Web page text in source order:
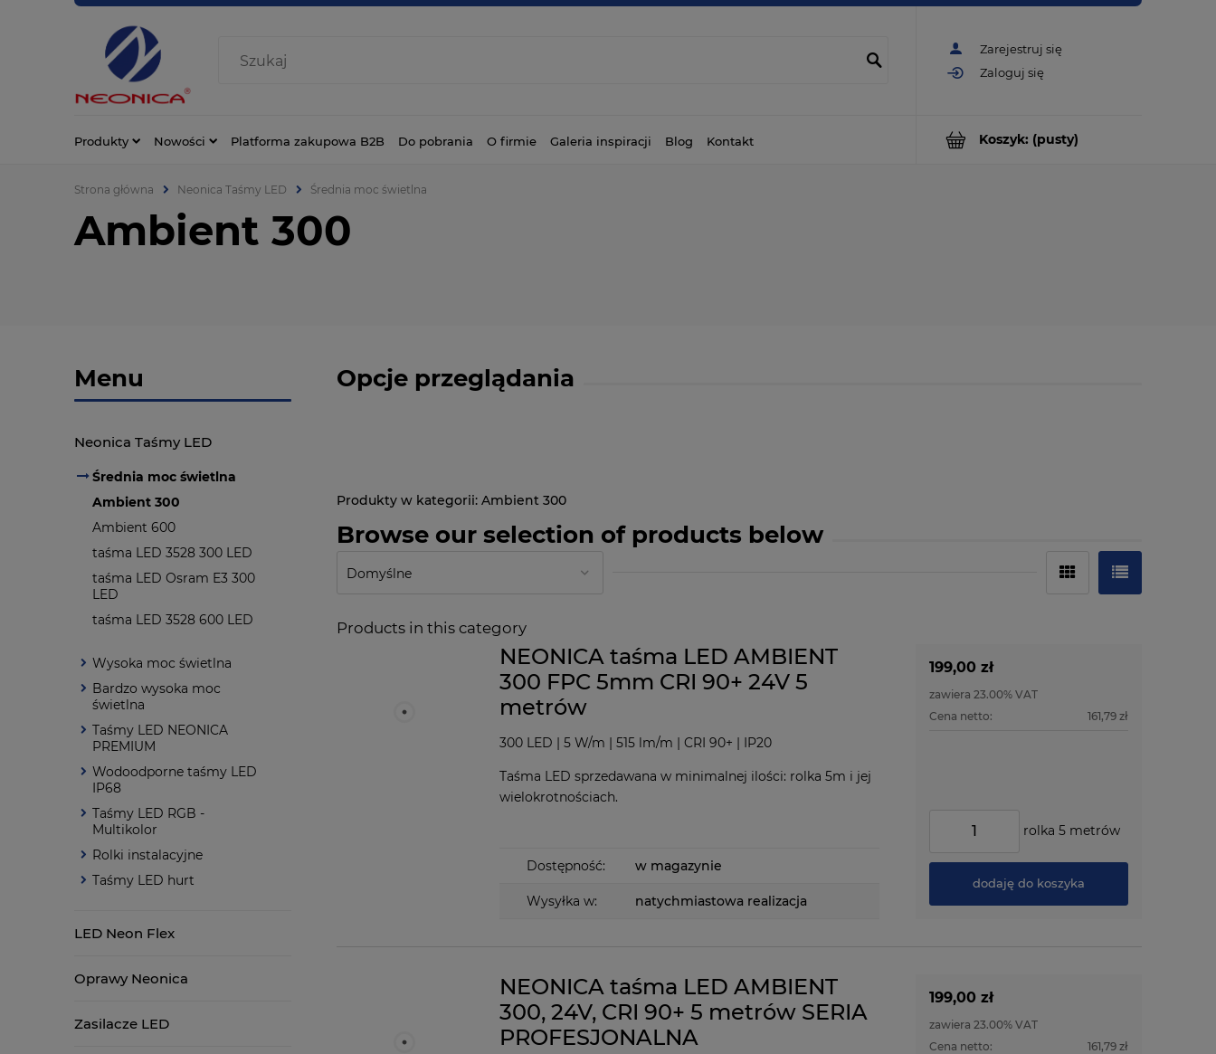
Zarejestruj się
Zaloguj się
Koszyk: (pusty)
Produkty Nowości Platforma zakupowa B2B Do pobrania O firmie Galeria inspiracji Blog Kontakt
Strona główna Neonica Taśmy LED Średnia moc świetlna
Ambient 300
Menu
Neonica Taśmy LED
Średnia moc świetlna
Ambient 300
Ambient 600
taśma LED 3528 300 LED
taśma LED Osram E3 300
LED
taśma LED 3528 600 LED
Wysoka moc świetlna
Bardzo wysoka moc
świetlna
Taśmy LED NEONICA
PREMIUM
Wodoodporne taśmy LED
IP68
Taśmy LED RGB -
Multikolor
Rolki instalacyjne
Taśmy LED hurt
LED Neon Flex
Oprawy Neonica
Zasilacze LED
Opcje przeglądania
Ambient 300
Browse our selection of products below
Products in this category
NEONICA taśma LED AMBIENT
300 FPC 5mm CRI 90+ 24V 5
metrów
300 LED | 5 W/m | 515 lm/m | CRI 90+ | IP20
Taśma LED sprzedawana w minimalnej ilości: rolka 5m i jej
wielokrotnościach.
Dostępność: w magazynie
Wysyłka w: natychmiastowa realizacja
199,00 zł
zawiera 23.00% VAT
Cena netto:
161,79 zł
rolka 5 metrów
dodaję do koszyka
NEONICA taśma LED AMBIENT
300, 24V, CRI 90+ 5 metrów SERIA
PROFESJONALNA
199,00 zł
zawiera 23.00% VAT
Cena netto:
161,79 zł